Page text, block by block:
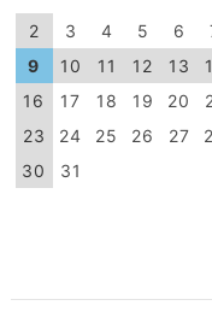
2
3 4 5 6
9
10 11 12 13
16
17 18 19 20
23
24 25 26 27
30
31